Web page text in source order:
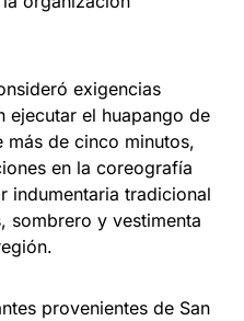
exigencias
ejecutar el huapango de
de cinco minutos,
en la coreografía
indumentaria tradicional
sombrero y vestimenta
provenientes de San